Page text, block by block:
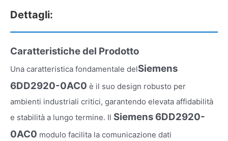
Dettagli:
Caratteristiche del Prodotto
Una caratteristica fondamentale delSiemens
6DD2920-0AC0 è il suo design robusto per
ambienti industriali critici, garantendo elevata affidabilità
e stabilità a lungo termine. Il Siemens 6DD2920-
0AC0 modulo facilita la comunicazione dati